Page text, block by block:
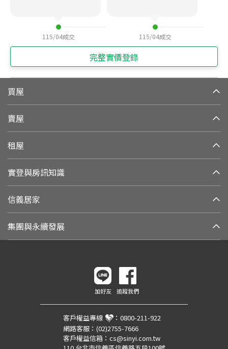
115/04成交 115/04成交
完整實價登錄
買屋
賣屋
租屋
實登與房訊知識
信義居家
集團與永續發展
加好友 追蹤我們
客戶權益專線 ： 0800-211-922
網路客服： (02)2755-7666
客戶權益信箱： cs@sinyi.com.tw